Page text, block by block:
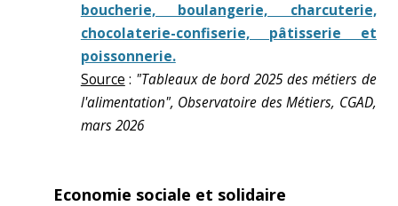
boucherie, boulangerie, charcuterie,
chocolaterie-confiserie, pâtisserie et
poissonnerie.
Source : "Tableaux de bord 2025 des métiers de
l'alimentation", Observatoire des Métiers, CGAD,
mars 2026
Economie sociale et solidaire